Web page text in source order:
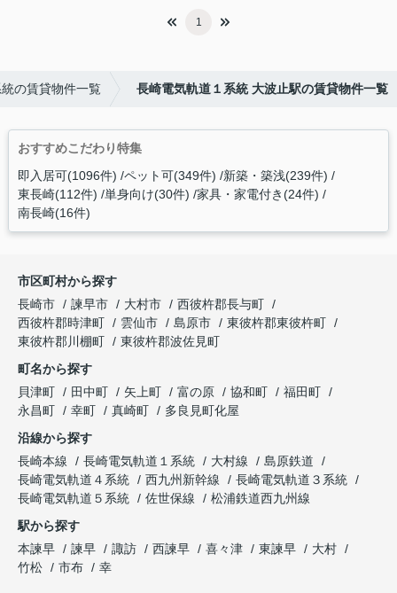
1
の賃貸物件一覧 長崎電気軌道１系統 大波止駅の賃貸物件一覧
おすすめこだわり特集
即入居可(1096件) ペット可(349件) 新築・築浅(239件)
東長崎(112件) 単身向け(30件) 家具・家電付き(24件)
南長崎(16件)
市区町村から探す
長崎市
諫早市 大村市
西彼杵郡長与町
西彼杵郡時津町
雲仙市 島原市
東彼杵郡東彼杵町
東彼杵郡川棚町
東彼杵郡波佐見町
町名から探す
貝津町
田中町 矢上町 富の原 協和町
福田町
永昌町
幸町 真崎町
多良見町化屋
沿線から探す
長崎本線
長崎電気軌道１系統 大村線
島原鉄道
長崎電気軌道４系統
西九州新幹線
長崎電気軌道３系統
長崎電気軌道５系統
佐世保線
松浦鉄道西九州線
駅から探す
本諫早
諫早 諏訪 西諫早 喜々津 東諫早
大村
竹松
市布 幸